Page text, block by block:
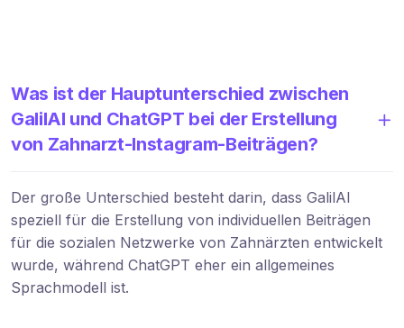
Was ist der Hauptunterschied zwischen
GalilAI und ChatGPT bei der Erstellung
von Zahnarzt-Instagram-Beiträgen?
Der große Unterschied besteht darin, dass GalilAI
speziell für die Erstellung von individuellen Beiträgen
für die sozialen Netzwerke von Zahnärzten entwickelt
wurde, während ChatGPT eher ein allgemeines
Sprachmodell ist.